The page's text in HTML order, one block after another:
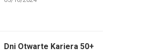
Dni Otwarte Kariera 50+